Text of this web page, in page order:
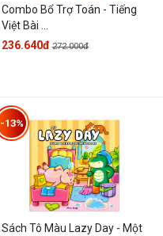
Combo Bổ Trợ Toán - Tiếng
Việt Bài ...
236.640đ 272.000đ
Sách Tô Màu Lazy Day - Một
-13%